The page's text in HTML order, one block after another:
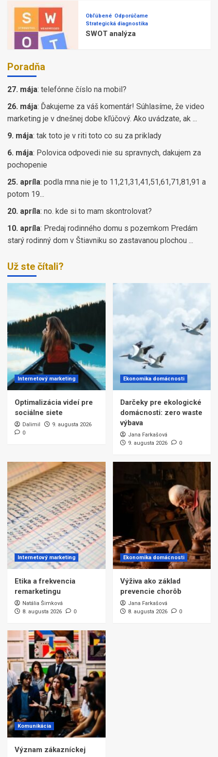
Obľúbené Odporúčame
Strategická diagnostika
SWOT analýza
Poradňa
27. mája: telefónne číslo na mobil?
26. mája: Ďakujeme za váš komentár! Súhlasíme, že video
marketing je v dnešnej dobe kľúčový. Ako uvádzate, ak ...
9. mája: tak toto je v riti toto co su za priklady
6. mája: Polovica odpovedi nie su spravnych, dakujem za
pochopenie
25. apríla: podla mna nie je to 11,21,31,41,51,61,71,81,91 a
potom 19...
20. apríla: no. kde si to mam skontrolovat?
10. apríla: Predaj rodinného domu s pozemkom Predám
starý rodinný dom v Štiavniku so zastavanou plochou ...
Už ste čítali?
Internetový marketing
Optimalizácia videí pre
sociálne siete
Dalimil
9. augusta 2026
0
Ekonomika domácnosti
Darčeky pre ekologické
domácnosti: zero waste
výbava
Jana Farkašová
9. augusta 2026
0
Internetový marketing
Etika a frekvencia
remarketingu
Natália Šimková
8. augusta 2026
0
Ekonomika domácnosti
Výživa ako základ
prevencie chorôb
Jana Farkašová
8. augusta 2026
0
Komunikácia
Význam zákazníckej